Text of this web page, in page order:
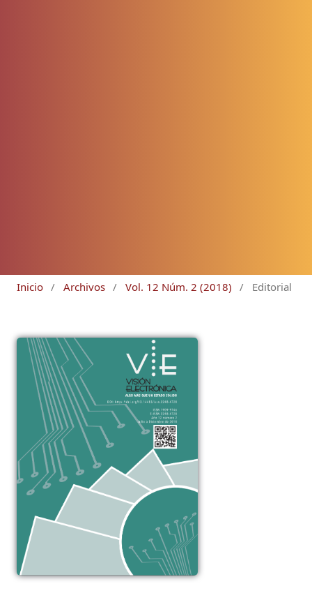
Inicio / Archivos / Vol. 12 Núm. 2 (2018) / Editorial